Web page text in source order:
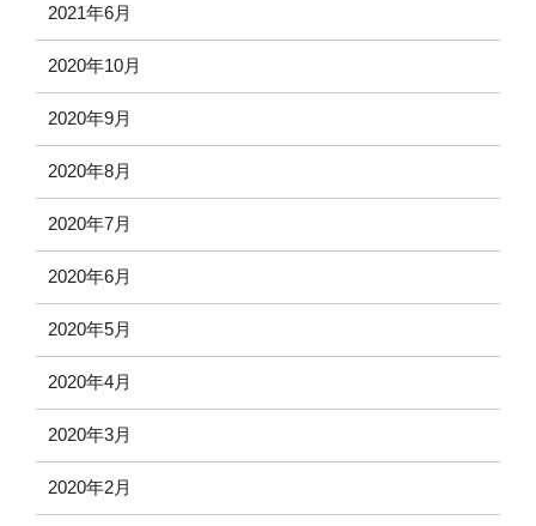
2021年6月
2020年10月
2020年9月
2020年8月
2020年7月
2020年6月
2020年5月
2020年4月
2020年3月
2020年2月